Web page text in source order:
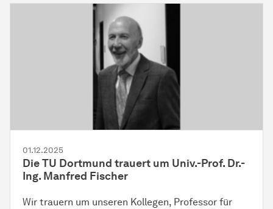
01.12.2025
Die TU Dortmund trauert um Univ.-Prof. Dr.-
Ing. Manfred Fischer
Wir trauern um unseren Kollegen, Professor für